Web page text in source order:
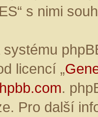
s nimi
licencí „
.
Pro další